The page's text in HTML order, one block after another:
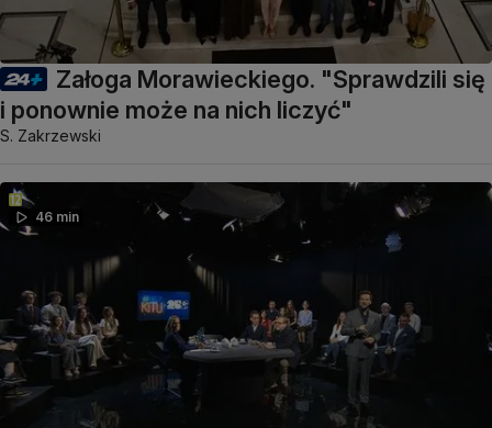
Załoga Morawieckiego. "Sprawdzili się
i ponownie może na nich liczyć"
S. Zakrzewski
46 min